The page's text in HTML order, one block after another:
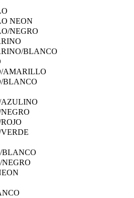
NEON
NEGRO
BLANCO
AMARILLO
BLANCO
BLANCO
NEGRO